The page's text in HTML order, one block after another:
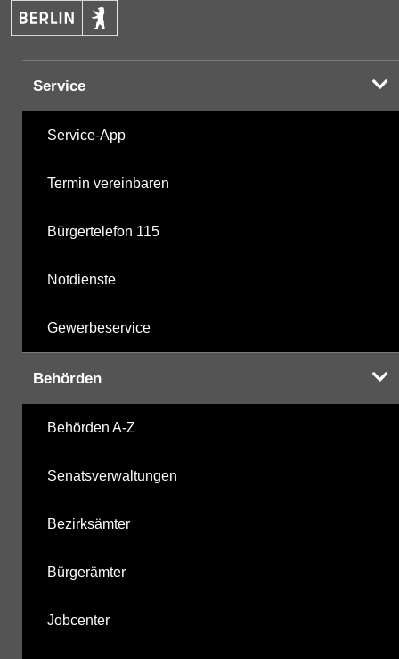
Service
Service-App
Termin vereinbaren
Bürgertelefon 115
Notdienste
Gewerbeservice
Behörden
Behörden A-Z
Senatsverwaltungen
Bezirksämter
Bürgerämter
Jobcenter